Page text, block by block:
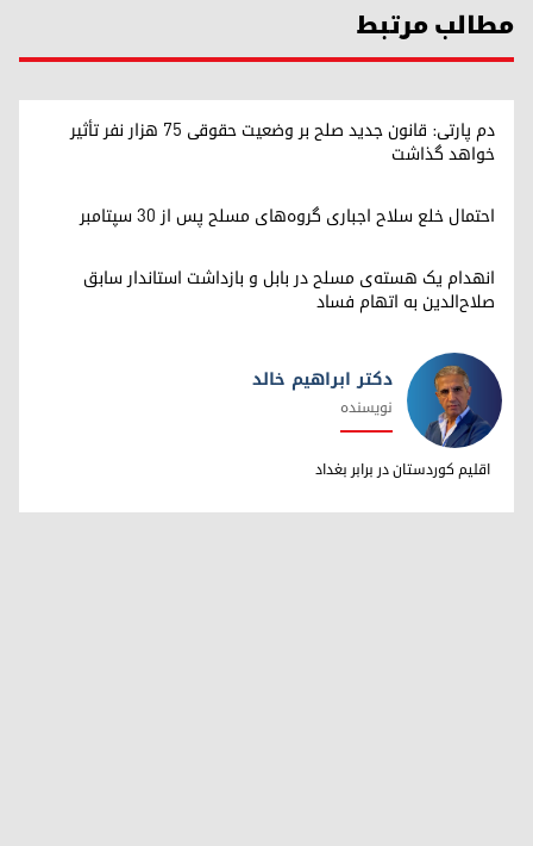
مطالب مرتبط
دم پارتی: قانون جدید صلح بر وضعیت حقوقی ۷۵ هزار نفر تأثیر
خواهد گذاشت
احتمال خلع سلاح اجباری گروه‌های مسلح پس از ۳۰ سپتامبر
انهدام یک هسته‌ی مسلح در بابل و بازداشت استاندار سابق
صلاح‌الدین به اتهام فساد
دکتر ابراهیم خالد
دکتر ابراهیم خالد
نویسنده
اقلیم کوردستان در برابر بغداد